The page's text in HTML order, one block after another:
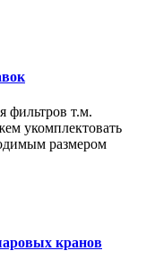
фильтров т.м.
укомплектовать
размером
кранов